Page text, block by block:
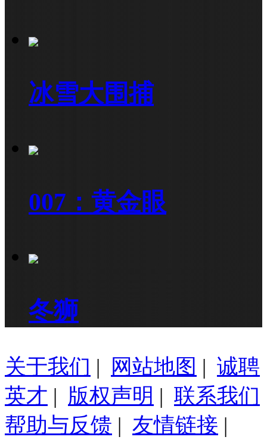
冰雪大围捕
007：黄金眼
冬狮
关于我们 | 网站地图 | 诚聘
英才 | 版权声明 | 联系我们
帮助与反馈 | 友情链接 |